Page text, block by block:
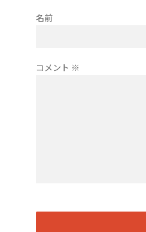
名前
コメント ※